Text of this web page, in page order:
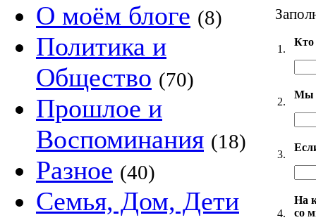
О моём блоге (8)
Политика и
Общество (70)
Прошлое и
Воспоминания (18)
Разное (40)
Семья, Дом, Дети
1.
2.
Мы
3.
4.
На
со